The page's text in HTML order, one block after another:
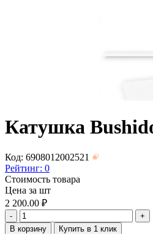
Катушка
Код: 6908012002521
Рейтинг: 0
Стоимость товара
Цена за шт
2 200.00 ₽
-
+
В корзину
Купить в 1 клик